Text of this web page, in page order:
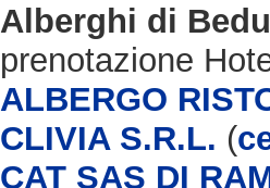
Alberghi di
prenotazione
ALBERGO
CLIVIA S.R.L. (
CAT SAS DI